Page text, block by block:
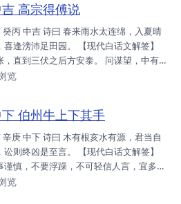
之无用，时运不届，暂守旧耶，反而有
，资本耗散，无一所成。 升迁：身心
可成也。 姻缘：用心良苦，缘却不合，
高宗得傅说
逢滂沛足田园。 【现代白话文解签】
直到三伏之后方安泰。 问谋望，中有
，久方决。 问疾病，欲求安，候三
：目下平平，求之有应，不必自误，珍
待秋，必有转机，暂守之可。 升迁：
，切勿焦躁。 姻缘：姻缘难匹，缓即可
览
伯州牛上下其手
则终凶是至言。 【现代白话文解签】
慎，不要浮躁，不可轻信人言，宜多做
尤当戒。 问疾病，宜禳解。 问婚姻，
览